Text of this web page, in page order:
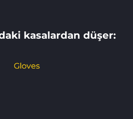
kasalardan düşer: